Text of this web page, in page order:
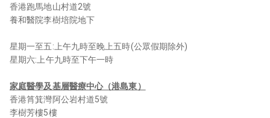
香港跑馬地山村道2號
養和醫院李樹培院地下
星期一至五:上午九時至晚上五時(公眾假期除外)
星期六:上午九時至下午一時
家庭醫學及基層醫療中心（港島東）
香港筲箕灣阿公岩村道5號
李樹芳樓5樓